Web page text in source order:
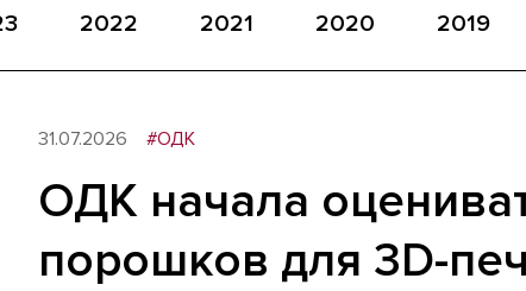
2022 2021 2020 2019
31.07.2026 #ОДК
ОДК начала
порошков для 3D-